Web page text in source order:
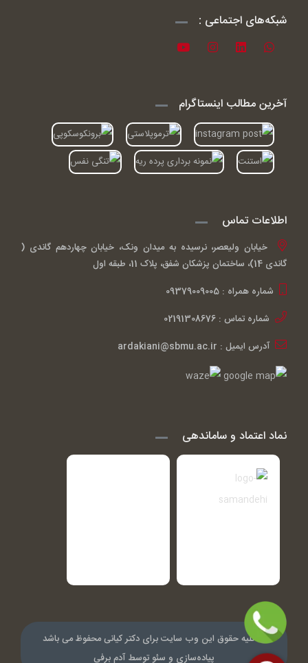
شبکه‌های اجتماعی :
آخرین مطالب اینستاگرام
اطلاعات تماس
خیابان ولیعصر، نرسیده به میدان ونک، خیابان چهاردهم گاندی (
گاندی 14)، ساختمان پزشکان شفق، پلاک 11، طبقه اول
شماره همراه : 09379009005
شماره تماس : 02191308676
آدرس ایمیل : ardakiani@sbmu.ac.ir
نماد اعتماد و ساماندهی
© کلیه حقوق این وب سایت برای دکتر کیانی محفوظ می باشد
پیاده‌سازی و سئو توسط آدم برفی